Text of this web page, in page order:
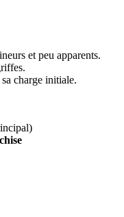
et peu apparents.
charge initiale.